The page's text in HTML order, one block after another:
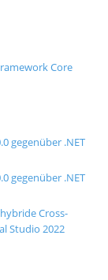
Core
gegenüber .NET
gegenüber .NET
Cross-
Studio 2022